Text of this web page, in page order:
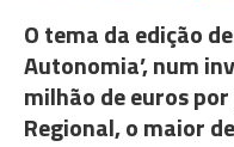
O tema da edição
Autonomia’, num
milhão de euros
Regional, o maior